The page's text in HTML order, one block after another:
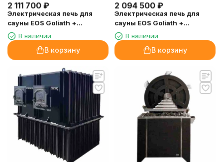
2 111 700 ₽
Электрическая печь для
сауны EOS Goliath +
Мельница 30,0 кВт
В наличии
В корзину
2 094 500 ₽
Электрическая печь для
сауны EOS Goliath +
Мельница 24,0 кВт
В наличии
В корзину